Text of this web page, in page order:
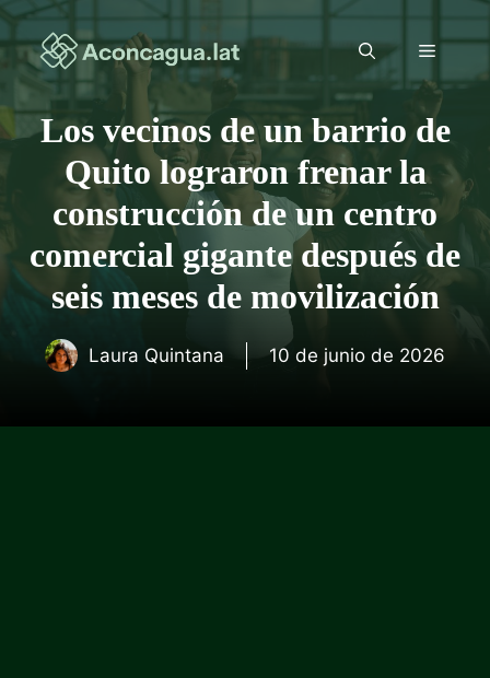
Saltar
al
contenido
Menú
Los vecinos de un barrio de
Quito lograron frenar la
construcción de un centro
comercial gigante después de
seis meses de movilización
Laura Quintana 10 de junio de 2026